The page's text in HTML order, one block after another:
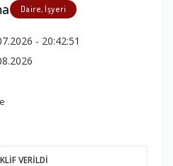
Daire, İşyeri
- 20:42:51
VERİLDİ